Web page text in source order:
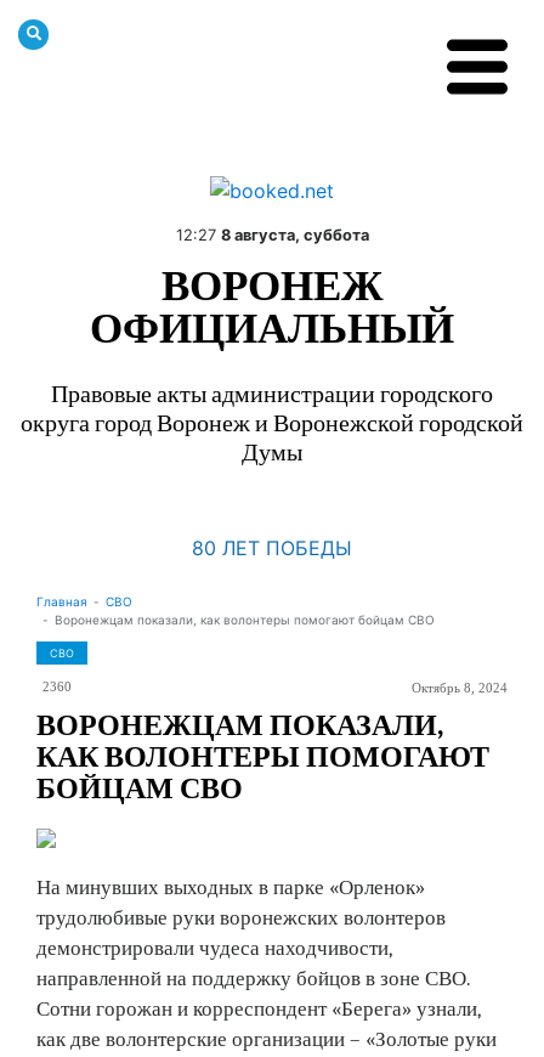
12:27 8 августа, суббота
ВОРОНЕЖ
ОФИЦИАЛЬНЫЙ
Правовые акты администрации городского
округа город Воронеж и Воронежской городской
Думы
80 ЛЕТ ПОБЕДЫ
Главная
СВО
Воронежцам показали, как волонтеры помогают бойцам СВО
СВО
2360 Октябрь 8, 2024
ВОРОНЕЖЦАМ ПОКАЗАЛИ,
КАК ВОЛОНТЕРЫ ПОМОГАЮТ
БОЙЦАМ СВО
На минувших выходных в парке «Орленок»
трудолюбивые руки воронежских волонтеров
демонстрировали чудеса находчивости,
направленной на поддержку бойцов в зоне СВО.
Сотни горожан и корреспондент «Берега» узнали,
как две волонтерские организации – «Золотые руки